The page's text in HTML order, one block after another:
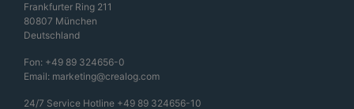
Frankfurter Ring 211
80807 München
Deutschland
Fon: +49 89 324656-0
Email: marketing@crealog.com
24/7 Service Hotline +49 89 324656-10